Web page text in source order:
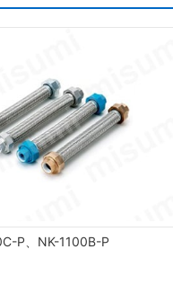
P、NK-1100B-P